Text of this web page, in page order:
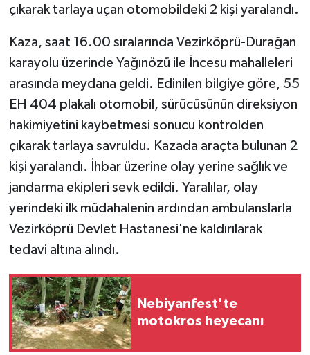
çıkarak tarlaya uçan otomobildeki 2 kişi yaralandı.
Kaza, saat 16.00 sıralarında Vezirköprü-Durağan
karayolu üzerinde Yağınözü ile İncesu mahalleleri
arasında meydana geldi. Edinilen bilgiye göre, 55
EH 404 plakalı otomobil, sürücüsünün direksiyon
hakimiyetini kaybetmesi sonucu kontrolden
çıkarak tarlaya savruldu. Kazada araçta bulunan 2
kişi yaralandı. İhbar üzerine olay yerine sağlık ve
jandarma ekipleri sevk edildi. Yaralılar, olay
yerindeki ilk müdahalenin ardından ambulanslarla
Vezirköprü Devlet Hastanesi'ne kaldırılarak
tedavi altına alındı.
Nebiyanfest'te
motokros heyecanı